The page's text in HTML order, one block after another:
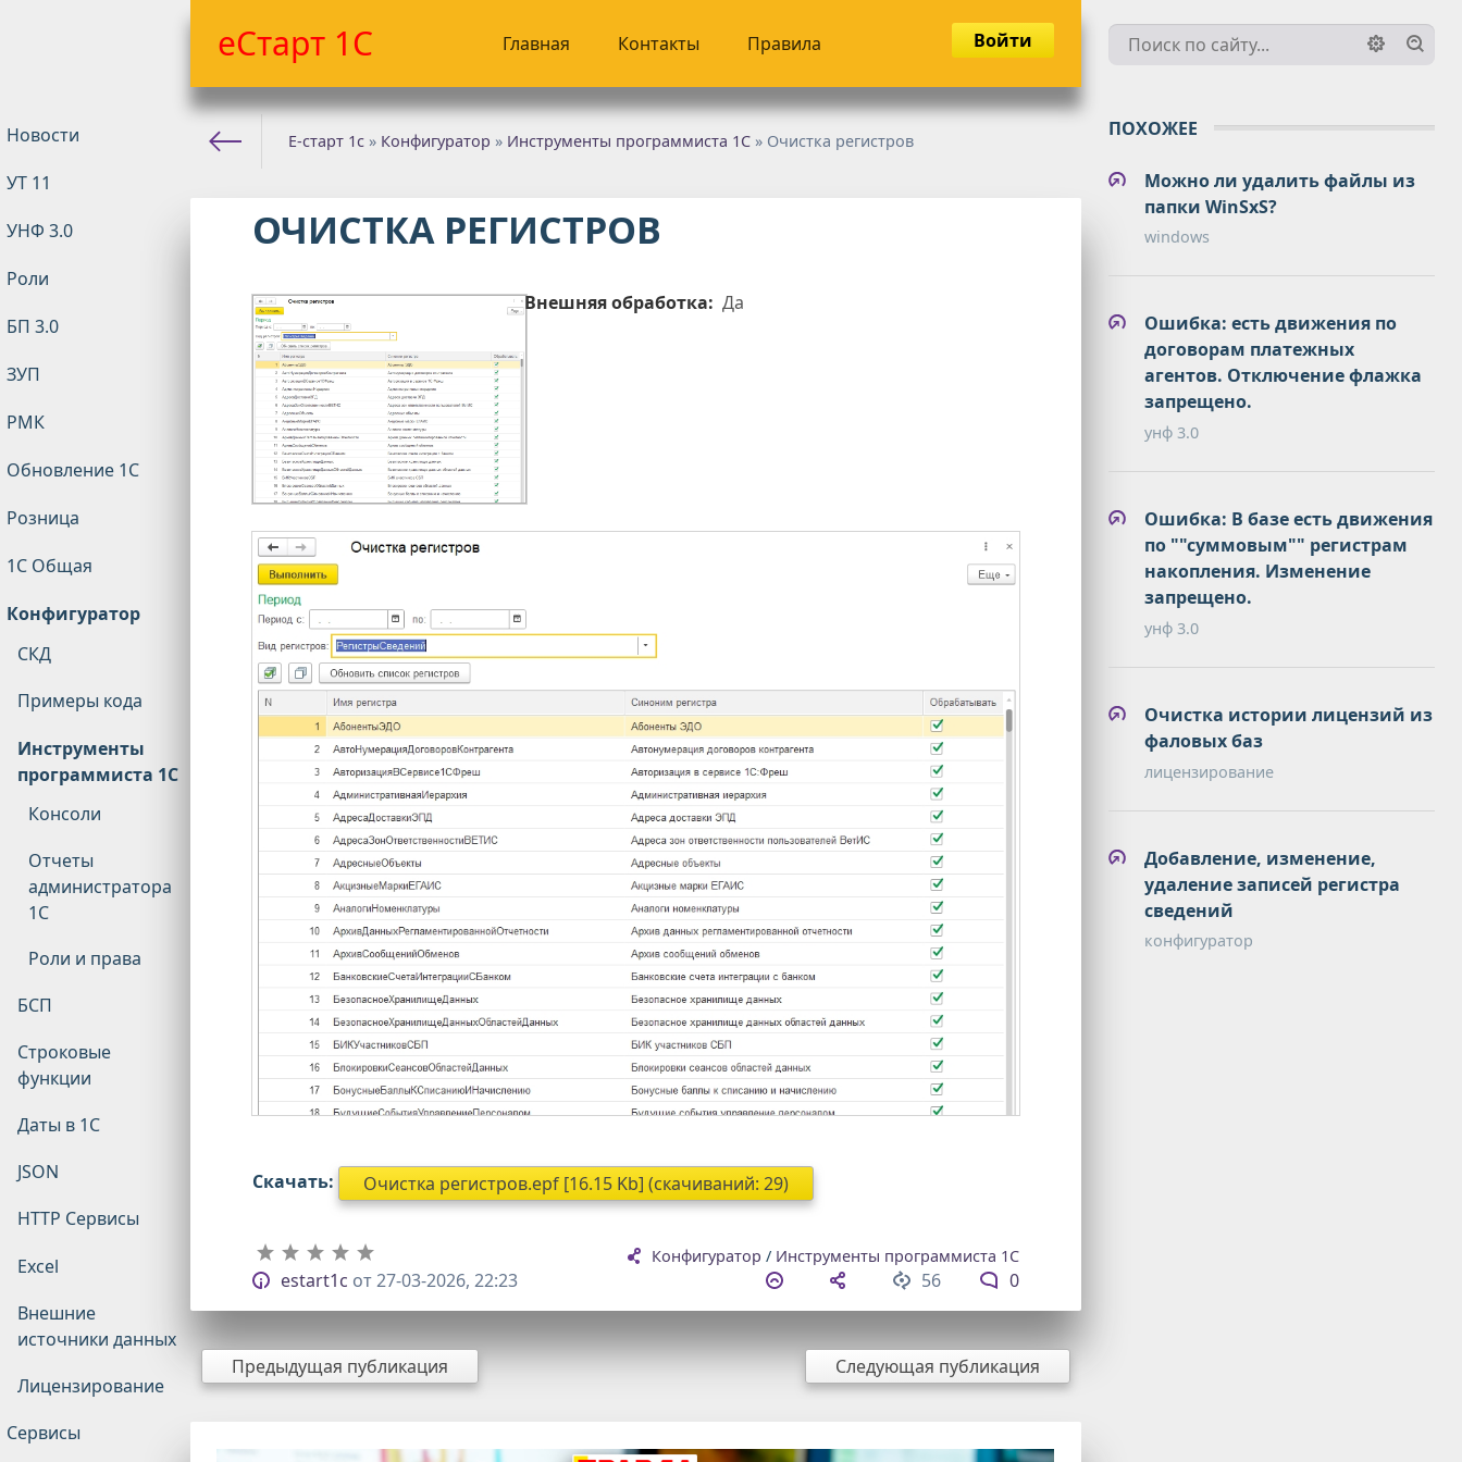
еСтарт 1С Главная Контакты Правила Войти
Новости
УТ 11
УНФ 3.0
Роли
БП 3.0
ЗУП
РМК
Обновление 1С
Розница
1С Общая
Конфигуратор
СКД
Примеры кода
Инструменты
программиста 1С
Консоли
Отчеты
администратора
1С
Роли и права
БСП
Строковые
функции
Даты в 1С
JSON
HTTP Сервисы
Excel
Внешние
источники данных
Лицензирование
Сервисы
Е-старт 1с » Конфигуратор » Инструменты программиста 1С » Очистка регистров
ОЧИСТКА РЕГИСТРОВ
Внешняя обработка: Да
Скачать: Очистка регистров.epf [16.15 Kb] (cкачиваний: 29)
Конфигуратор / Инструменты программиста 1С
56 0
estart1c от27-03-2026, 22:23
ПОХОЖЕЕ
Можно ли удалить файлы из
папки WinSxS?
windows
Ошибка: есть движения по
договорам платежных
агентов. Отключение флажка
запрещено.
унф 3.0
Ошибка: В базе есть движения
по ""суммовым"" регистрам
накопления. Изменение
запрещено.
унф 3.0
Очистка истории лицензий из
фаловых баз
лицензирование
Добавление, изменение,
удаление записей регистра
сведений
конфигуратор
Предыдущая публикация Следующая публикация